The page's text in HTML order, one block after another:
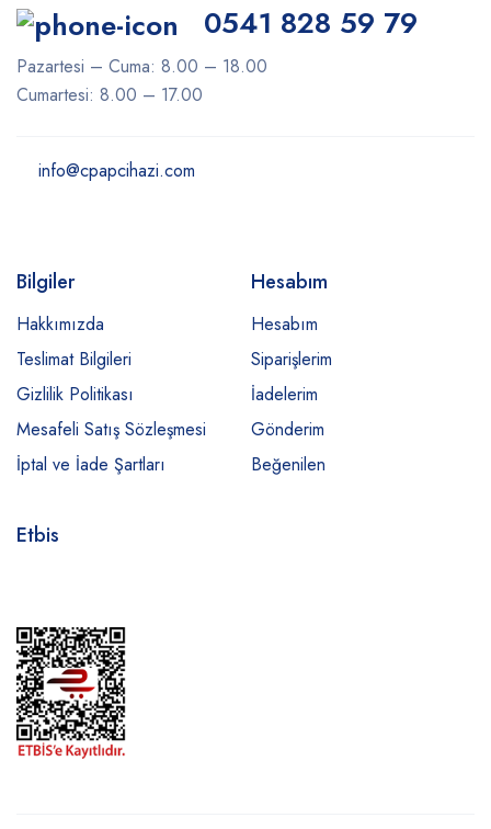
0541 828 59 79
Pazartesi – Cuma: 8.00 – 18.00
Cumartesi: 8.00 – 17.00
info@cpapcihazi.com
Bilgiler
Hakkımızda
Teslimat Bilgileri
Gizlilik Politikası
Mesafeli Satış Sözleşmesi
İptal ve İade Şartları
Hesabım
Hesabım
Siparişlerim
İadelerim
Gönderim
Beğenilen
Etbis